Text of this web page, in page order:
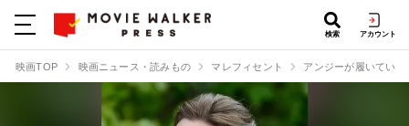
検索 アカウント
映画TOP 映画ニュース・読みもの マレフィセント アンジーが履いてい